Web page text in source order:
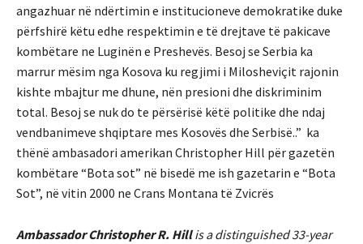
angazhuar në ndërtimin e institucioneve demokratike duke
përfshirë këtu edhe respektimin e të drejtave të pakicave
kombëtare ne Luginën e Preshevës. Besoj se Serbia ka
marrur mësim nga Kosova ku regjimi i Milosheviçit rajonin
kishte mbajtur me dhune, nën presioni dhe diskriminim
total. Besoj se nuk do te përsërisë këtë politike dhe ndaj
vendbanimeve shqiptare mes Kosovës dhe Serbisë..” ka
thënë ambasadori amerikan Christopher Hill për gazetën
kombëtare “Bota sot” në bisedë me ish gazetarin e “Bota
Sot”, në vitin 2000 ne Crans Montana të Zvicrës
Ambassador Christopher R. Hillis a distinguished 33-year